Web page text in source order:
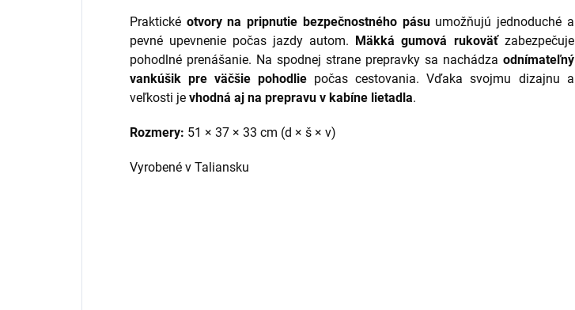
Praktické otvory na pripnutie bezpečnostného pásuumožňujú jednoduché a
pevné upevnenie počas jazdy autom. Mäkká gumová rukoväťzabezpečuje
pohodlné prenášanie. Na spodnej strane prepravky sa nachádza odnímateľný
vankúšik pre väčšie pohodlie počas cestovania. Vďaka svojmu dizajnu a
veľkosti je vhodná aj na prepravu v kabíne lietadla.
Rozmery: 51 × 37 × 33 cm (d × š × v)
Vyrobené v Taliansku